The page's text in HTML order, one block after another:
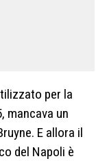
per la
mancava un
E allora il
del Napoli è